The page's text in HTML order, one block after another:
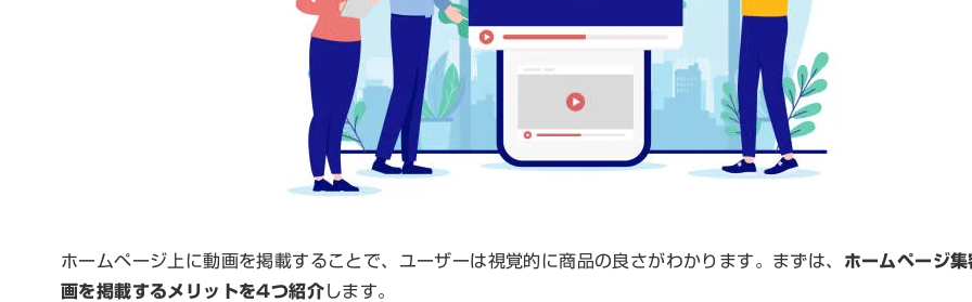
ホームページ上に動画を掲載することで、ユーザーは視覚的に商品の良さがわかります。まずは、 ホームページ
画を掲載するメリットを4つ紹介します。